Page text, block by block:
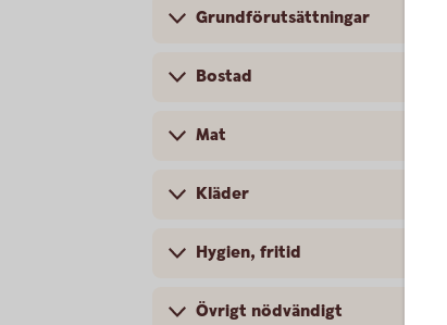
Grundförutsättningar
Bostad
Mat
Kläder
Hygien, fritid
Övrigt nödvändigt